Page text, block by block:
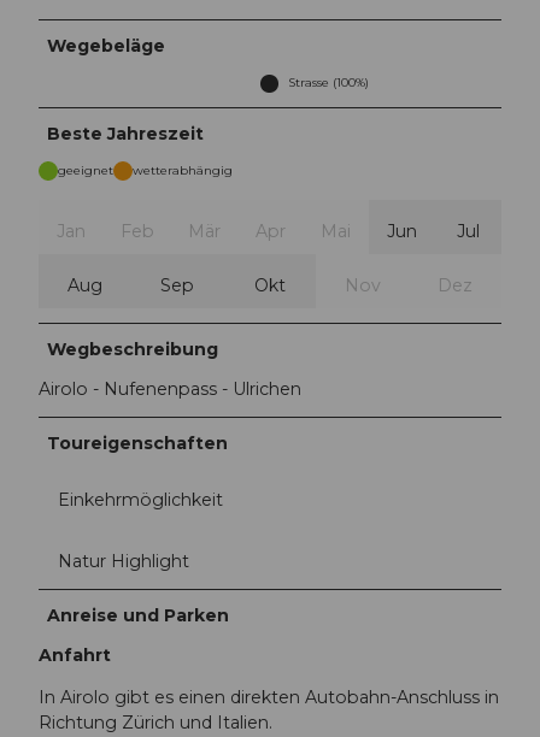
Wegebeläge
Strasse (100%)
Beste Jahreszeit
geeignet wetterabhängig
Jan Feb Mär Apr Mai Jun Jul
Aug Sep Okt Nov Dez
Wegbeschreibung
Airolo - Nufenenpass - Ulrichen
Toureigenschaften
Einkehrmöglichkeit
Natur Highlight
Anreise und Parken
Anfahrt
In Airolo gibt es einen direkten Autobahn-Anschluss in
Richtung Zürich und Italien.